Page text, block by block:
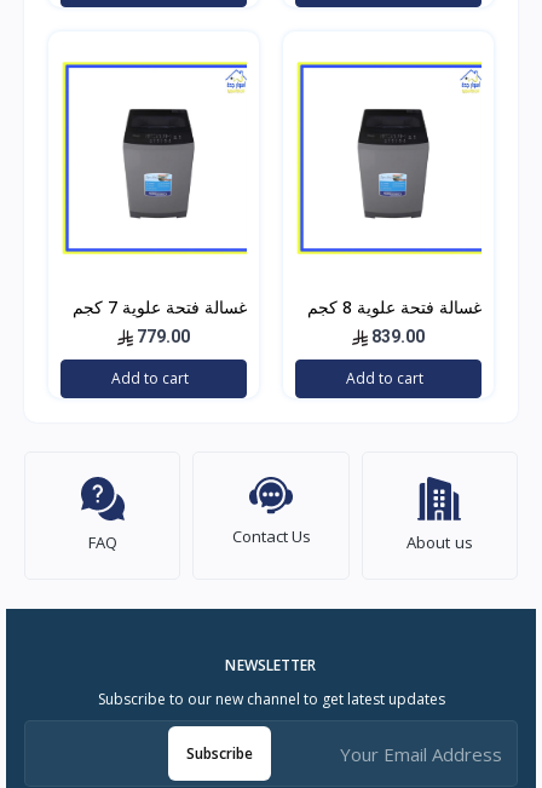
غسالة فتحة علوية 8 كجم
– سوبر جنرال – سيلفر
839.00
Add to cart
غسالة فتحة علوية 7 كجم
– سوبر جنرال – سيلفر
779.00
Add to cart
About us
Contact Us
FAQ
NEWSLETTER
Subscribe to our new channel to get latest updates
Subscribe